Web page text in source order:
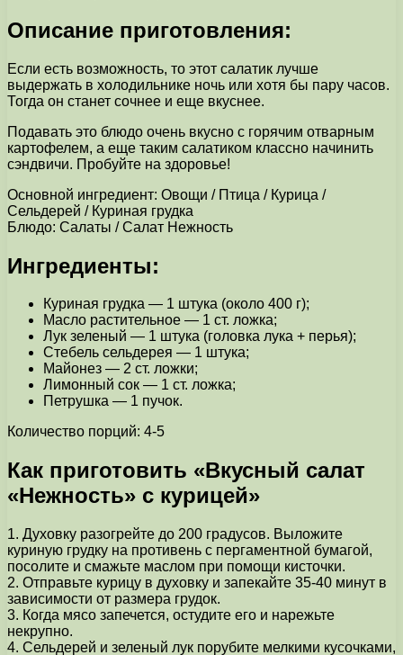
Описание приготовления:
Если есть возможность, то этот салатик лучше
выдержать в холодильнике ночь или хотя бы пару часов.
Тогда он станет сочнее и еще вкуснее.
Подавать это блюдо очень вкусно с горячим отварным
картофелем, а еще таким салатиком классно начинить
сэндвичи. Пробуйте на здоровье!
Основной ингредиент: Овощи / Птица / Курица /
Сельдерей / Куриная грудка
Блюдо: Салаты / Салат Нежность
Ингредиенты:
Куриная грудка — 1 штука (около 400 г);
Масло растительное — 1 ст. ложка;
Лук зеленый — 1 штука (головка лука + перья);
Стебель сельдерея — 1 штука;
Майонез — 2 ст. ложки;
Лимонный сок — 1 ст. ложка;
Петрушка — 1 пучок.
Количество порций: 4-5
Как приготовить «Вкусный салат
«Нежность» с курицей»
1. Духовку разогрейте до 200 градусов. Выложите
куриную грудку на противень с пергаментной бумагой,
посолите и смажьте маслом при помощи кисточки.
2. Отправьте курицу в духовку и запекайте 35-40 минут в
зависимости от размера грудок.
3. Когда мясо запечется, остудите его и нарежьте
некрупно.
4. Сельдерей и зеленый лук порубите мелкими кусочками,